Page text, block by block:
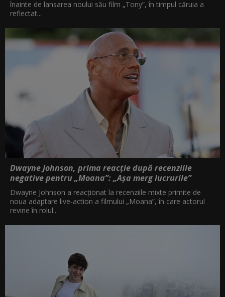
înainte de lansarea noului său film „Tony”, în timpul căruia a
reflectat...
Dwayne Johnson, prima reacție după recenziile
negative pentru „Moana”: „Așa merg lucrurile”
Dwayne Johnson a reacționat la recenziile mixte primite de
noua adaptare live-action a filmului „Moana”, în care actorul
revine în rolul...